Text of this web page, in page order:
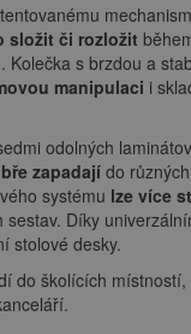
složit či rozložit
Kolečka s brzdou a
manipulaci i
odolných
zapadají do
systému lze více
Díky
stolové desky.
do školících